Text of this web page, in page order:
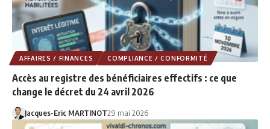
AFFAIRES / FINANCES COMPLIANCE / CONFORMITÉ
Accès au registre des bénéficiaires effectifs : ce que
change le décret du 24 avril 2026
Jacques-Eric MARTINOT29 mai 2026